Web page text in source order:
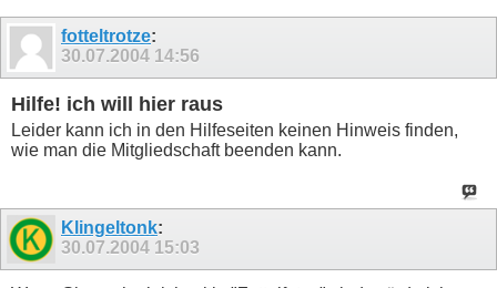
fotteltrotze:
30.07.2004 14:56
Hilfe! ich will hier raus
Leider kann ich in den Hilfeseiten keinen Hinweis finden,
wie man die Mitgliedschaft beenden kann.
Klingeltonk:
30.07.2004 15:03